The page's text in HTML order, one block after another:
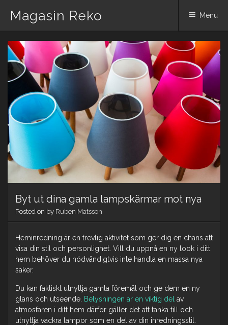
Magasin Reko Menu
Skip
to
content
Byt ut dina gamla lampskärmar mot nya
Posted on by Ruben Matsson
Heminredning är en trevlig aktivitet som ger dig en chans att
visa din stil och personlighet. Vill du uppnå en ny look i ditt
hem behöver du nödvändigtvis inte handla en massa nya
saker.
Du kan faktiskt utnyttja gamla föremål och ge dem en ny
glans och utseende. Belysningen är en viktig del av
atmosfären i ditt hem därför gäller det att tänka till och
utnyttja vackra lampor som en del av din inredningsstil.